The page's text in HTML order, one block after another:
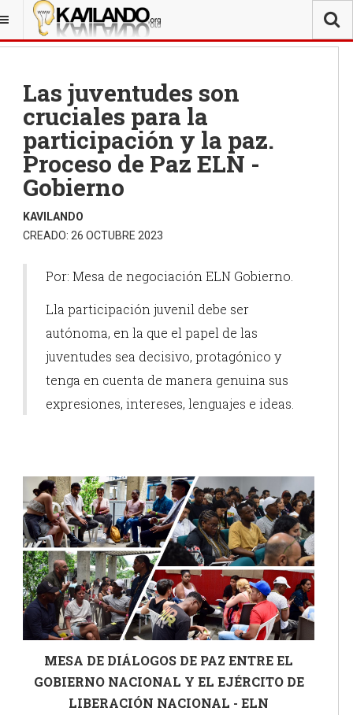
Las juventudes son
cruciales para la
participación y la paz.
Proceso de Paz ELN -
Gobierno
KAVILANDO
CREADO: 26 OCTUBRE 2023
Por: Mesa de negociación ELN Gobierno.
Lla participación juvenil debe ser
autónoma, en la que el papel de las
juventudes sea decisivo, protagónico y
tenga en cuenta de manera genuina sus
expresiones, intereses, lenguajes e ideas.
MESA DE DIÁLOGOS DE PAZ ENTRE EL
GOBIERNO NACIONAL Y EL EJÉRCITO DE
LIBERACIÓN NACIONAL - ELN